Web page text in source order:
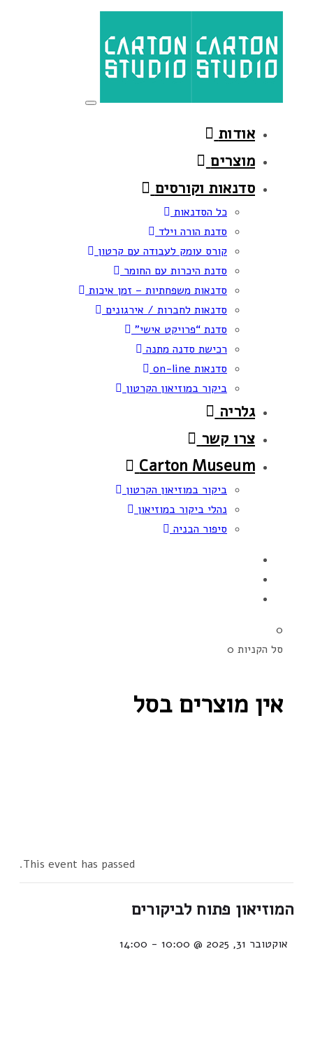
primary
navigation
Toggle
אודות
מוצרים
סדנאות וקורסים
כל הסדנאות
סדנת הורה וילד
קורס עומק לעבודה עם קרטון
סדנת היכרות עם החומר
סדנאות משפחתיות – זמן איכות
סדנאות לחברות / אירגונים
סדנת “פרויקט אישי”
רכישת סדנה מתנה
סדנאות on-line
ביקור במוזיאון הקרטון
גלריה
צרו קשר
Carton Museum
ביקור במוזיאון הקרטון
נהלי ביקור במוזיאון
סיפור הבניה
0
סל הקניות 0
אין מוצרים בסל
This event has passed.
המוזיאון פתוח לביקורים
אוקטובר 31, 2025 @ 10:00 -
14:00